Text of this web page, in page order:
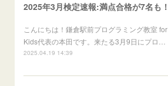
2025年3月検定速報:満点合格が7名も！
こんにちは！鎌倉駅前プログラミング教室 for
Kids代表の本田です。来たる3月9日にプロ…
2025.04.19 14:39